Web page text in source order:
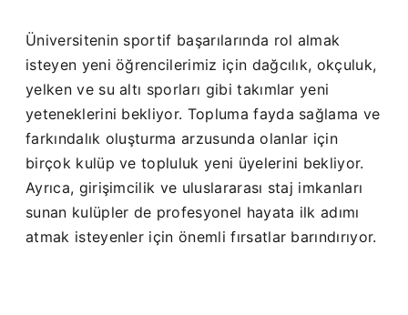
Üniversitenin sportif başarılarında rol almak
isteyen yeni öğrencilerimiz için dağcılık, okçuluk,
yelken ve su altı sporları gibi takımlar yeni
yeteneklerini bekliyor. Topluma fayda sağlama ve
farkındalık oluşturma arzusunda olanlar için
birçok kulüp ve topluluk yeni üyelerini bekliyor.
Ayrıca, girişimcilik ve uluslararası staj imkanları
sunan kulüpler de profesyonel hayata ilk adımı
atmak isteyenler için önemli fırsatlar barındırıyor.